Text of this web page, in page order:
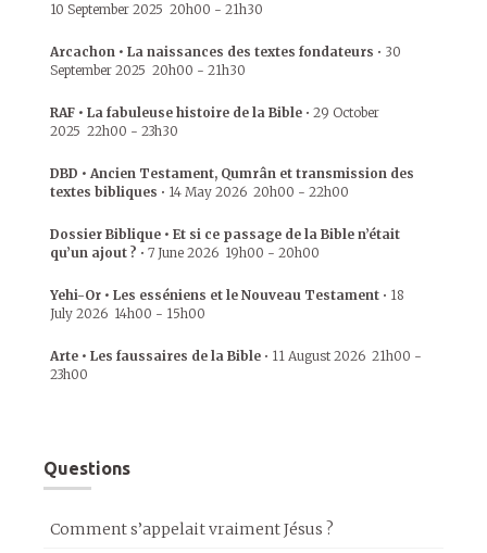
10 September 2025 20h00 - 21h30
Arcachon • La naissances des textes fondateurs • 30
September 2025 20h00 - 21h30
RAF • La fabuleuse histoire de la Bible • 29 October
2025 22h00 - 23h30
DBD • Ancien Testament, Qumrân et transmission des
textes bibliques • 14 May 2026 20h00 - 22h00
Dossier Biblique • Et si ce passage de la Bible n’était
qu’un ajout ? • 7 June 2026 19h00 - 20h00
Yehi-Or • Les esséniens et le Nouveau Testament • 18
July 2026 14h00 - 15h00
Arte • Les faussaires de la Bible • 11 August 2026 21h00 -
23h00
Questions
Comment s’appelait vraiment Jésus ?